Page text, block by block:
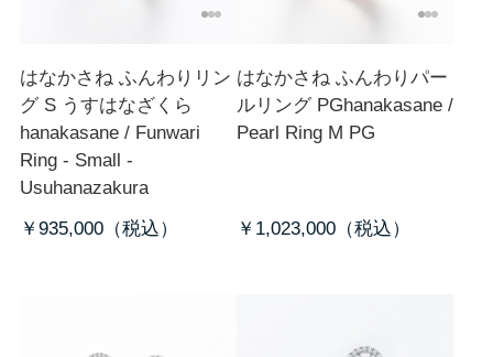
はなかさね ふんわりリン
グ S うすはなざくら
hanakasane / Funwari
Ring - Small -
Usuhanazakura
￥935,000
はなかさね ふんわりパー
ルリング PGhanakasane /
Pearl Ring M PG
￥1,023,000